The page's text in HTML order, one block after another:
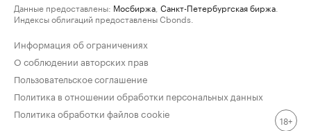
Данные предоставлены: Мосбиржа Санкт-Петербургская биржа
Индексы облигаций предоставлены Cbonds.
Информация об ограничениях
О соблюдении авторских прав
Пользовательское соглашение
Политика в отношении обработки персональных данных
Политика обработки файлов cookie
18+